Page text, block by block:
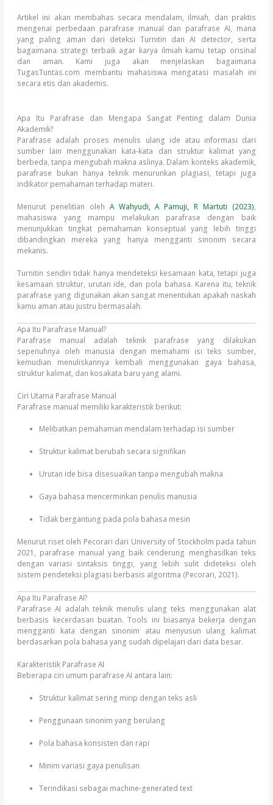
Artikel ini akan membahas secara mendalam, ilmiah, dan praktis
mengenai perbedaan parafrase manual dan parafrase AI, mana
yang paling aman dari deteksi Turnitin dan AI detector, serta
bagaimana strategi terbaik agar karya ilmiah kamu tetap orisinal
dan aman. Kami juga akan menjelaskan bagaimana
TugasTuntas.com membantu mahasiswa mengatasi masalah ini
secara etis dan akademis.
Apa Itu Parafrase dan Mengapa Sangat Penting dalam Dunia
Akademik?
Parafrase adalah proses menulis ulang ide atau informasi dari
sumber lain menggunakan kata-kata dan struktur kalimat yang
berbeda, tanpa mengubah makna aslinya. Dalam konteks akademik,
parafrase bukan hanya teknik menurunkan plagiasi, tetapi juga
indikator pemahaman terhadap materi.
Menurut penelitian oleh A Wahyudi, A Pamuji, R Martuti (2023)
mahasiswa yang mampu melakukan parafrase dengan baik
menunjukkan tingkat pemahaman konseptual yang lebih tinggi
dibandingkan mereka yang hanya mengganti sinonim secara
mekanis.
Turnitin sendiri tidak hanya mendeteksi kesamaan kata, tetapi juga
kesamaan struktur, urutan ide, dan pola bahasa. Karena itu, teknik
parafrase yang digunakan akan sangat menentukan apakah naskah
kamu aman atau justru bermasalah.
Apa Itu Parafrase Manual?
Parafrase manual adalah teknik parafrase yang dilakukan
sepenuhnya oleh manusia dengan memahami isi teks sumber,
kemudian menuliskannya kembali menggunakan gaya bahasa,
struktur kalimat, dan kosakata baru yang alami.
Ciri Utama Parafrase Manual
Parafrase manual memiliki karakteristik berikut:
Melibatkan pemahaman mendalam terhadap isi sumber
Struktur kalimat berubah secara signifikan
Urutan ide bisa disesuaikan tanpa mengubah makna
Gaya bahasa mencerminkan penulis manusia
Tidak bergantung pada pola bahasa mesin
Menurut riset oleh Pecorari dari University of Stockholm pada tahun
2021, parafrase manual yang baik cenderung menghasilkan teks
dengan variasi sintaksis tinggi, yang lebih sulit dideteksi oleh
sistem pendeteksi plagiasi berbasis algoritma (Pecorari, 2021).
Apa Itu Parafrase AI?
Parafrase AI adalah teknik menulis ulang teks menggunakan alat
berbasis kecerdasan buatan. Tools ini biasanya bekerja dengan
mengganti kata dengan sinonim atau menyusun ulang kalimat
berdasarkan pola bahasa yang sudah dipelajari dari data besar.
Karakteristik Parafrase AI
Beberapa ciri umum parafrase AI antara lain:
Struktur kalimat sering mirip dengan teks asli
Penggunaan sinonim yang berulang
Pola bahasa konsisten dan rapi
Minim variasi gaya penulisan
Terindikasi sebagai machine-generated text